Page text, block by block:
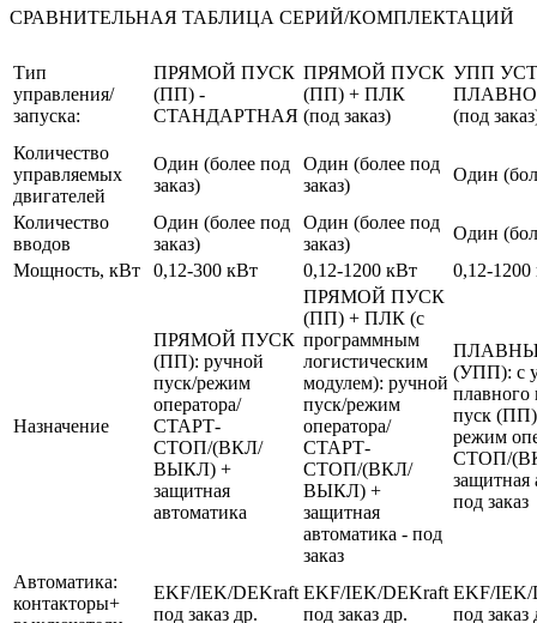
СРАВНИТЕЛЬНАЯ ТАБЛИЦА СЕРИЙ/КОМПЛЕКТАЦИЙ
Тип
управления/
запуска:
ПРЯМОЙ ПУСК
(ПП) -
СТАНДАРТНАЯ
ПРЯМОЙ ПУСК
(ПП) + ПЛК
(под заказ)
УПП
(под
Количество
управляемых
двигателей
Один (более под
заказ)
Один (более под
заказ)
Один
Количество
вводов
Один (более под
заказ)
Один (более под
заказ)
Один
Мощность, кВт
0,12-300 кВт 0,12-1200 кВт 0,12-1200
Назначение
ПРЯМОЙ ПУСК
(ПП): ручной
пуск/режим
оператора/
СТАРТ-
СТОП/(ВКЛ/
ВЫКЛ) +
защитная
автоматика
ПРЯМОЙ ПУСК
(ПП) + ПЛК (с
программным
логистическим
модулем): ручной
пуск/режим
оператора/
СТАРТ-
СТОП/(ВКЛ/
ВЫКЛ) +
защитная
автоматика - под
заказ
(УПП): с
плавного
пуск
режим
СТОП/
защитная
под заказ
Автоматика:
контакторы+
EKF/IEK/DEKraft
под заказ др.
EKF/IEK/DEKraft
под заказ др.
EKF/IEK/
под заказ